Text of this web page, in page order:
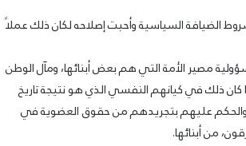
الضيافة السياسية وأحبت إصلاحه لكان ذلك عملاً
مصير الأمة التي هم بعض أبنائها، ومآل الوطن
كان ذلك في كيانهم النفسي الذي هو نتيجة تاريخ
والحكم عليهم بتجريدهم من حقوق العضوية في
من أبنائها.